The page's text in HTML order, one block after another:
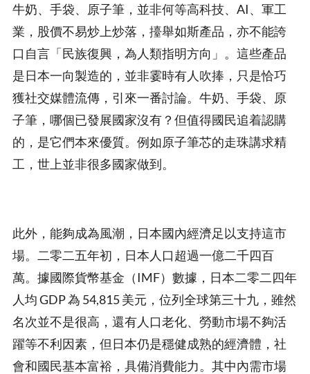
牛奶、手袋、原子筆，並非何等高科技、AI、軍工
業，股價不易炒上炒落，擡舉如斯產品，亦不能誇
口自言「民族復興，為人類指明方向」。這些產品
是日本一向製造的，並非霎時有人吹捧，只是恰巧
獲社交媒體流傳，引來一番討論。牛奶、手袋、原
子筆，哪個已發展國家沒有？但值得國民追着認購
的，是它們本來優質。例如原子筆芯的走珠講求精
工，世上並非很多國家做到。
此外，能夠成為風潮，日本國內經濟足以支持這市
場。二零二五年初，日本人口超過一億二千四百
萬。據國際貨幣基金（IMF）數據，日本二零二四年
人均 GDP 為 54,815 美元，位列全球第三十九，雖然
名次並不是很高，還有人口老化、勞動市場不夠活
躍等不利因素，但日本仍是穩健成熟的經濟體，社
會和國民基本富裕，具備消費能力。其中內需市場